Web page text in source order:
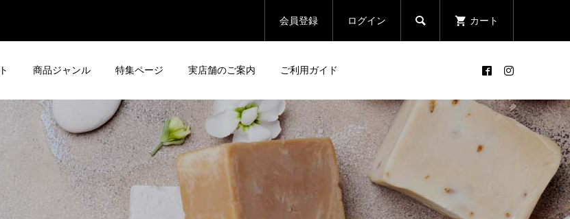
会員登録 ログイン  カート
商品ジャンル 特集ページ 実店舗のご案内 ご利用ガイド